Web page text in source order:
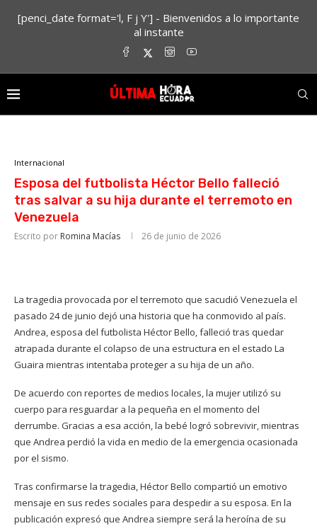
[penci_date format='l, F j Y'] - Bienvenidos a lo importante
al instante
Internacional
Esposa del futbolista Héctor Bello falleció
tras salvar a su hija durante el terremoto en
Venezuela
Escrito por Romina Macías 26 de junio de 2026
La tragedia provocada por el terremoto que sacudió Venezuela el
pasado 24 de junio dejó una historia que ha conmovido al país.
Andrea, esposa del futbolista Héctor Bello, falleció tras quedar
atrapada durante el colapso de una estructura en el estado La
Guaira mientras intentaba proteger a su hija de un año.
De acuerdo con reportes de medios locales, la mujer utilizó su
cuerpo para resguardar a la pequeña en el momento del
derrumbe. Gracias a esa acción, la bebé logró sobrevivir, mientras
que Andrea perdió la vida en medio de la emergencia ocasionada
por el sismo.
Tras confirmarse la tragedia, Héctor Bello compartió un emotivo
mensaje en sus redes sociales para despedir a su esposa. En la
publicación expresó que Andrea siempre será la heroína de su